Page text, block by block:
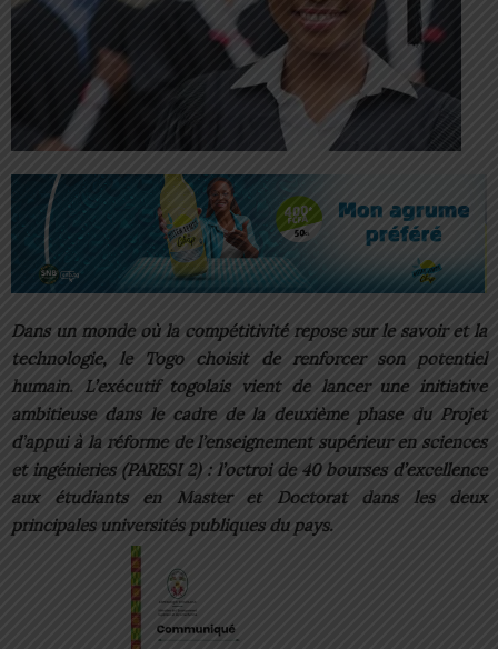
Dans un monde où la compétitivité repose sur le savoir et la
technologie, le Togo choisit de renforcer son potentiel
humain. L’exécutif togolais vient de lancer une initiative
ambitieuse dans le cadre de la deuxième phase du Projet
d’appui à la réforme de l’enseignement supérieur en sciences
et ingénieries (PARESI 2) : l’octroi de 40 bourses d’excellence
aux étudiants en Master et Doctorat dans les deux
principales universités publiques du pays.